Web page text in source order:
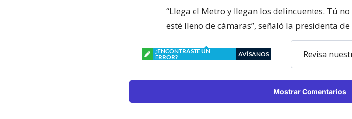
“Llega el Metro y llegan los delincuentes. Tú
esté lleno de cámaras”, señaló la presidenta
¿ENCONTRASTE UN
ERROR?
AVÍSANOS Revisa
Mostrar Comentarios